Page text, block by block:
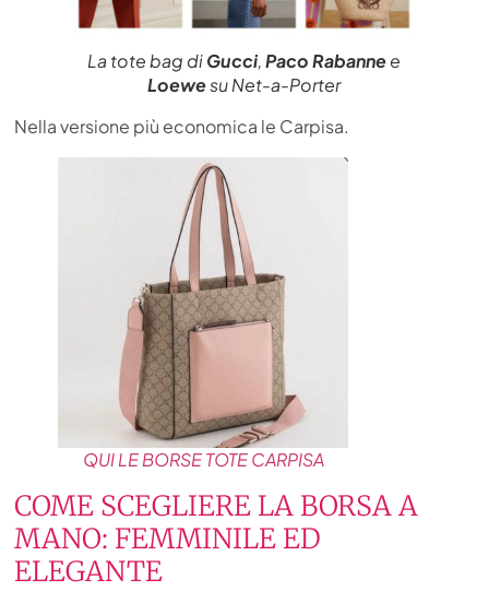
La tote bag diGucci,Paco Rabannee
Loewesu Net-a-Porter
Nella versione più economica le Carpisa.
QUI LE BORSE TOTE CARPISA
COME SCEGLIERE LA BORSA A
MANO: FEMMINILE ED
ELEGANTE